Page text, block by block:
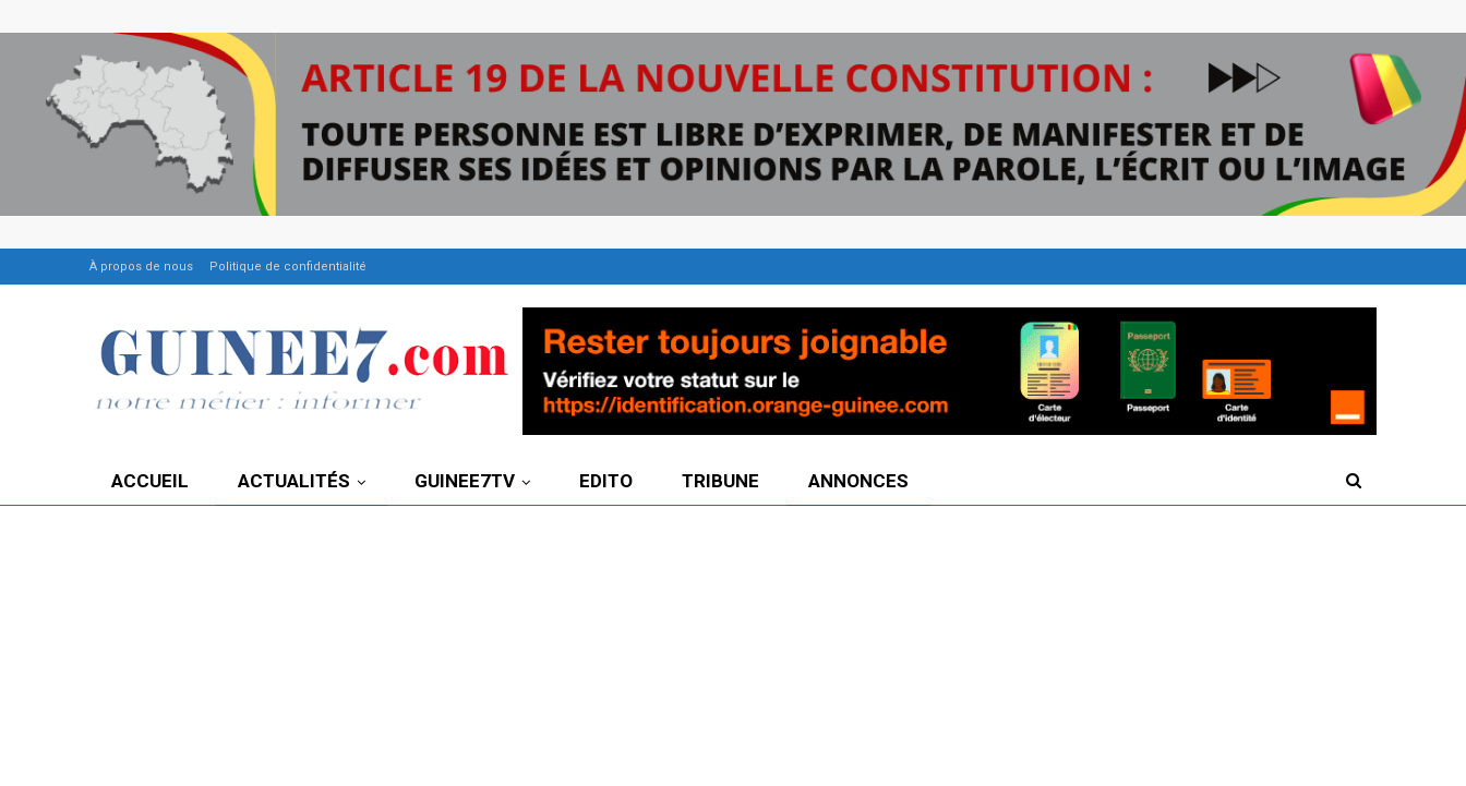
À propos de nous Politique de confidentialité
ACCUEIL ACTUALITÉS GUINEE7TV EDITO TRIBUNE ANNONCES